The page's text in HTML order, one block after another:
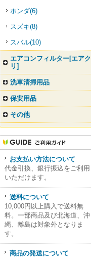
ホンダ(6)
スズキ(8)
スバル(10)
エアコンフィルター[エアク
リ]
洗車清掃用品
保安用品
その他
お支払い方法について
代金引換、銀行振込をご利用
いただけます。
送料について
10,000円以上購入で送料無
料。一部商品及び北海道、沖
縄、離島は対象外となりま
す。
商品の発送について